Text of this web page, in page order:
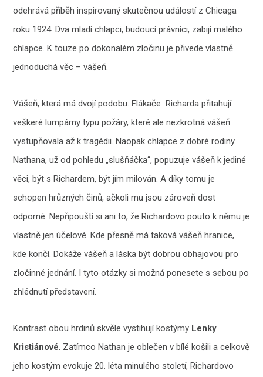
odehrává příběh inspirovaný skutečnou událostí z Chicaga
roku 1924. Dva mladí chlapci, budoucí právníci, zabijí malého
chlapce. K touze po dokonalém zločinu je přivede vlastně
jednoduchá věc – vášeň.
Vášeň, která má dvojí podobu. Flákače Richarda přitahují
veškeré lumpárny typu požáry, které ale nezkrotná vášeň
vystupňovala až k tragédii. Naopak chlapce z dobré rodiny
Nathana, už od pohledu „slušňáčka“, popuzuje vášeň k jediné
věci, být s Richardem, být jím milován. A díky tomu je
schopen hrůzných činů, ačkoli mu jsou zároveň dost
odporné. Nepřipouští si ani to, že Richardovo pouto k němu je
vlastně jen účelové. Kde přesně má taková vášeň hranice,
kde končí. Dokáže vášeň a láska být dobrou obhajovou pro
zločinné jednání. I tyto otázky si možná ponesete s sebou po
zhlédnutí představení.
Kontrast obou hrdinů skvěle vystihují kostýmy Lenky
Kristiánové. Zatímco Nathan je oblečen v bílé košili a celkově
jeho kostým evokuje 20. léta minulého století, Richardovo